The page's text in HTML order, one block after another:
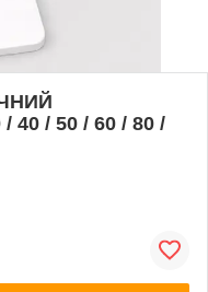
/ 50 / 60 / 80 /